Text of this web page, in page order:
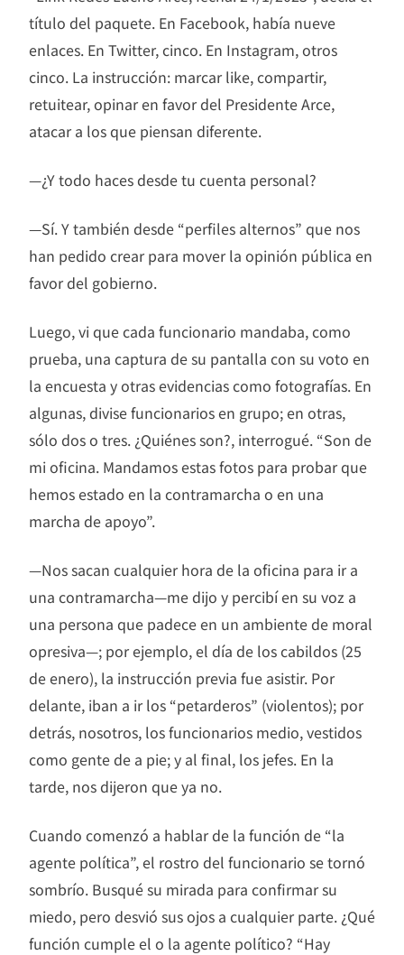
título del paquete. En Facebook, había nueve
enlaces. En Twitter, cinco. En Instagram, otros
cinco. La instrucción: marcar like, compartir,
retuitear, opinar en favor del Presidente Arce,
atacar a los que piensan diferente.
—¿Y todo haces desde tu cuenta personal?
—Sí. Y también desde “perfiles alternos” que nos
han pedido crear para mover la opinión pública en
favor del gobierno.
Luego, vi que cada funcionario mandaba, como
prueba, una captura de su pantalla con su voto en
la encuesta y otras evidencias como fotografías. En
algunas, divise funcionarios en grupo; en otras,
sólo dos o tres. ¿Quiénes son?, interrogué. “Son de
mi oficina. Mandamos estas fotos para probar que
hemos estado en la contramarcha o en una
marcha de apoyo”.
—Nos sacan cualquier hora de la oficina para ir a
una contramarcha—me dijo y percibí en su voz a
una persona que padece en un ambiente de moral
opresiva—; por ejemplo, el día de los cabildos (25
de enero), la instrucción previa fue asistir. Por
delante, iban a ir los “petarderos” (violentos); por
detrás, nosotros, los funcionarios medio, vestidos
como gente de a pie; y al final, los jefes. En la
tarde, nos dijeron que ya no.
Cuando comenzó a hablar de la función de “la
agente política”, el rostro del funcionario se tornó
sombrío. Busqué su mirada para confirmar su
miedo, pero desvió sus ojos a cualquier parte. ¿Qué
función cumple el o la agente político? “Hay